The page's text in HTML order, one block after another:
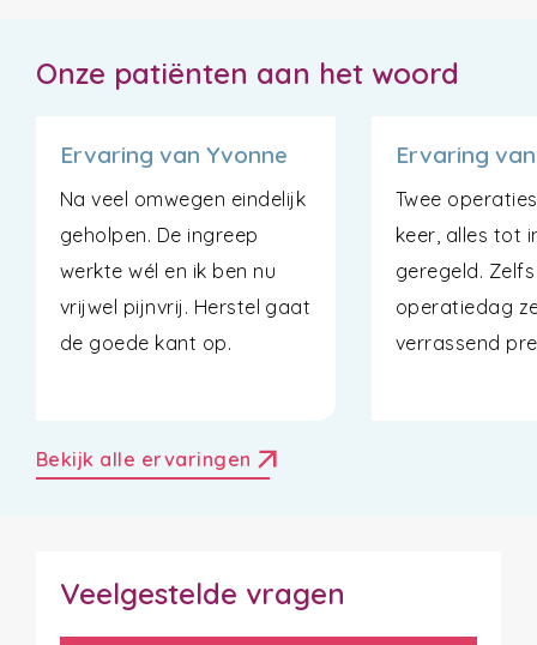
Onze patiënten aan het woord
Ervaring van Yvonne
Na veel omwegen eindelijk
geholpen. De ingreep
werkte wél en ik ben nu
vrijwel pijnvrij. Herstel gaat
de goede kant op.
Ervaring
Twee
keer, alles tot
geregeld.
operatiedag
verrassend
Bekijk alle ervaringen arrow_outward
Veelgestelde vragen